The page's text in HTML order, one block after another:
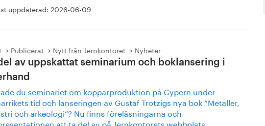
uppdaterad: 2026-06-09
Publicerat Nytt från Jernkontoret Nyheter
del av uppskattat seminarium och boklansering i
du seminariet om kopparproduktion på Cypern under
tid och lanseringen av Gustaf Trotzigs nya bok ”Metaller,
och arkeologi”? Nu finns föreläsningarna och
att ta del av på Jernkontorets webbplats.